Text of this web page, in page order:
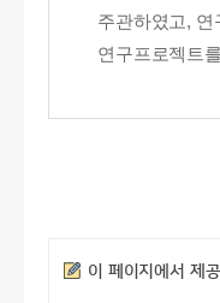
주관하였고, 연
연구프로젝트
만족도조사
이 페이지에서 제